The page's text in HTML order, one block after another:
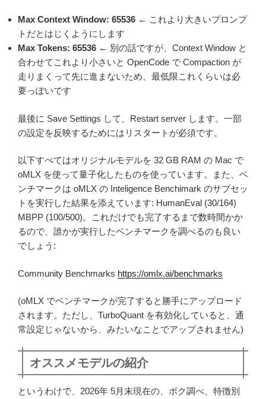
Max Context Window: 65536 ← これより大きいプロンプ
トだとはじくようにします
Max Tokens: 65536 ← 別の話ですが、Context Window と
合わせてこれより小さいと OpenCode で Compaction が
走りまくって先に進まないため、最低限これくらいは必
要っぽいです
最後に Save Settings して、Restart server します。一部
の設定を反映するためにはリスタートが必須です。
以下すべてはオリジナルモデルを 32 GB RAM の Mac で
oMLX を使って量子化したものを使っています。また、ベ
ンチマークは oMLX の Inteligence Benchimark のサブセッ
トを実行した結果を添えています: HumanEval (30/164)
MBPP (100/500)。これだけでも完了するまで数時間かか
るので、誰かが実行したベンチマークを調べるのも良い
でしょう:
Community Benchmarks https://omlx.ai/benchmarks
(oMLX でベンチマークが完了すると勝手にアップロード
されます。ただし、TurboQuant を有効化していると、通
常設定じゃないから、みたいなことでアップされません)
オススメモデルの紹介
というわけで、2026年 5月末現在の、ボク調べ、特徴別